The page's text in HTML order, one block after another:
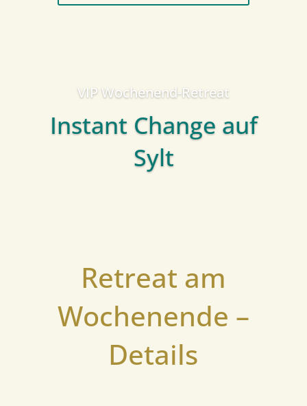
VIP Wochenend-Retreat
Instant Change auf
Sylt
Retreat am
Wochenende –
Details